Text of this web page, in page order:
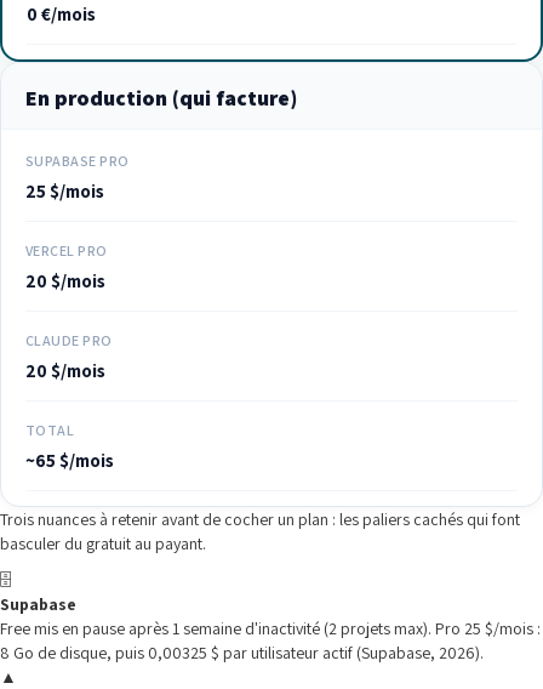
0 €/mois
En production (qui facture)
SUPABASE PRO
25 $/mois
VERCEL PRO
20 $/mois
CLAUDE PRO
20 $/mois
TOTAL
~65 $/mois
Trois nuances à retenir avant de cocher un plan : les paliers cachés qui font
basculer du gratuit au payant.
🗄️
Supabase
Free mis en pause après 1 semaine d'inactivité (2 projets max). Pro 25 $/mois :
8 Go de disque, puis 0,00325 $ par utilisateur actif (Supabase, 2026).
▲